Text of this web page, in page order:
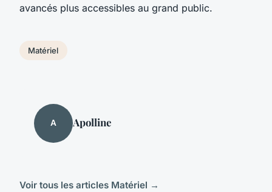
avancés plus accessibles au grand public.
Matériel
A Apolline
Voir tous les articles Matériel →